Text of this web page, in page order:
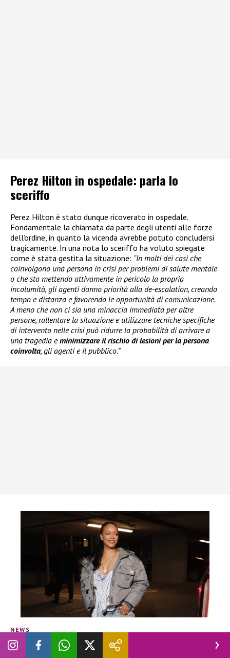
Perez Hilton in ospedale: parla lo
sceriffo
Perez Hilton è stato dunque ricoverato in ospedale.
Fondamentale la chiamata da parte degli utenti alle forze
dell’ordine, in quanto la vicenda avrebbe potuto concludersi
tragicamente. In una nota lo sceriffo ha voluto spiegate
come è stata gestita la situazione: “In molti dei casi che
coinvolgono una persona in crisi per problemi di salute mentale
o che sta mettendo attivamente in pericolo la propria
incolumità, gli agenti danno priorità alla de-escalation, creando
tempo e distanza e favorendo le opportunità di comunicazione.
A meno che non ci sia una minaccia immediata per altre
persone, rallentare la situazione e utilizzare tecniche specifiche
di intervento nelle crisi può ridurre la probabilità di arrivare a
una tragedia eminimizzare il rischio di lesioni per la persona
coinvolta, gli agenti e il pubblico.”
NEWS
Perchè tutti parlano del ritorno